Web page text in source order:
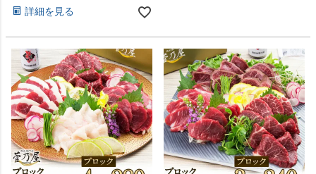
詳細を見る